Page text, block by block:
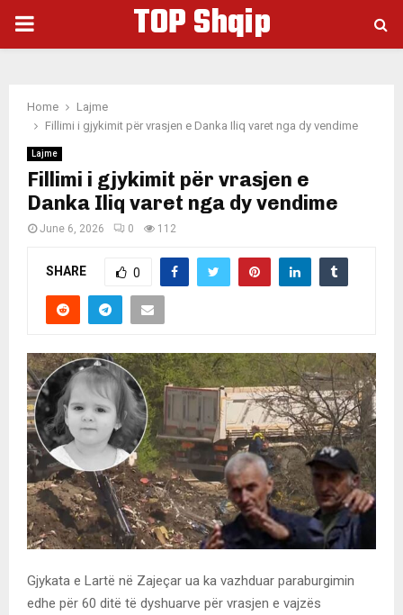
PRIMARY
TOP Shqip
Home
Lajme
Fillimi i gjykimit për vrasjen e Danka Iliq varet nga dy vendime
Lajme
Fillimi i gjykimit për vrasjen e
Danka Iliq varet nga dy vendime
June 6, 2026 0 112
SHARE 0
Gjykata e Lartë në Zajeçar ua ka vazhduar paraburgimin
edhe për 60 ditë të dyshuarve për vrasjen e vajzës